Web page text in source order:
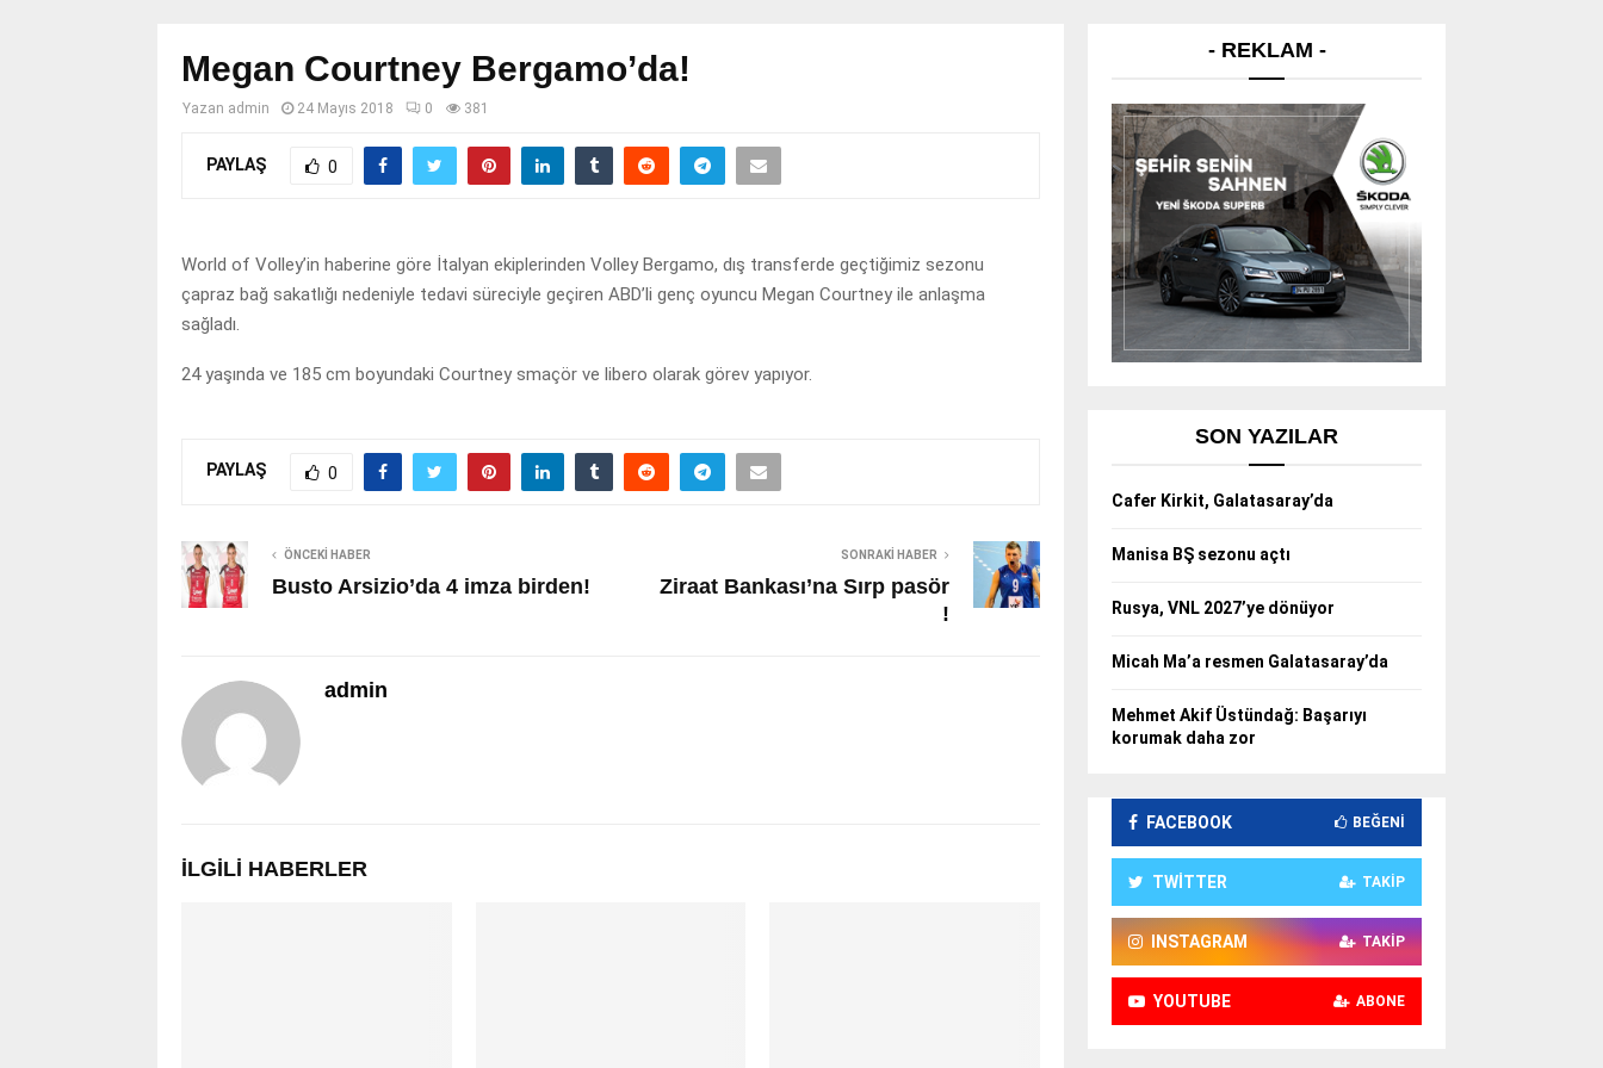
Megan Courtney Bergamo’da!
Yazan admin 24 Mayıs 2018 0 381
PAYLAŞ 0
World of Volley’in haberine göre İtalyan ekiplerinden Volley Bergamo, dış transferde geçtiğimiz sezonu
çapraz bağ sakatlığı nedeniyle tedavi süreciyle geçiren ABD’li genç oyuncu Megan Courtney ile anlaşma
sağladı.
24 yaşında ve 185 cm boyundaki Courtney smaçör ve libero olarak görev yapıyor.
PAYLAŞ 0
ÖNCEKI HABER
Busto Arsizio’da 4 imza birden!
SONRAKI HABER
Ziraat Bankası’na Sırp pasör
!
admin
İLGILI HABERLER
- REKLAM -
SON YAZILAR
Cafer Kirkit, Galatasaray’da
Manisa BŞ sezonu açtı
Rusya, VNL 2027’ye dönüyor
Micah Ma’a resmen Galatasaray’da
Mehmet Akif Üstündağ: Başarıyı
korumak daha zor
FACEBOOK BEĞENI
TWITTER TAKIP
INSTAGRAM TAKIP
YOUTUBE ABONE